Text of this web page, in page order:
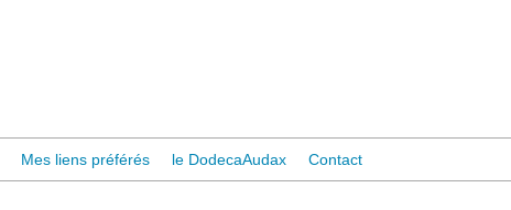
Mes liens préférés le DodecaAudax Contact